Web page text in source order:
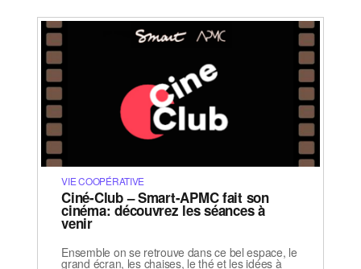
VIE COOPÉRATIVE
Ciné-Club – Smart-APMC fait son
cinéma: découvrez les séances à
venir
Ensemble on se retrouve dans ce bel espace, le
grand écran, les chaises, le thé et les idées à